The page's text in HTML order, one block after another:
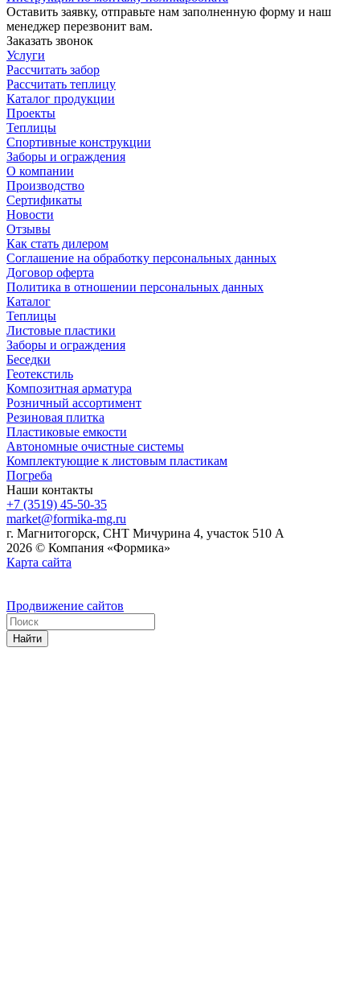
Оставить заявку, отправьте нам заполненную форму и наш
менеджер перезвонит вам.
Заказать звонок
Услуги
Рассчитать забор
Рассчитать теплицу
Каталог продукции
Проекты
Теплицы
Спортивные конструкции
Заборы и ограждения
О компании
Производство
Сертификаты
Новости
Отзывы
Как стать дилером
Соглашение на обработку персональных данных
Договор оферта
Политика в отношении персональных данных
Каталог
Теплицы
Листовые пластики
Заборы и ограждения
Беседки
Геотекстиль
Композитная арматура
Розничный ассортимент
Резиновая плитка
Пластиковые емкости
Автономные очистные системы
Комплектующие к листовым пластикам
Погреба
Наши контакты
+7 (3519) 45-50-35
market@formika-mg.ru
г. Магнитогорск, СНТ Мичурина 4, участок 510 А
2026 © Компания «Формика»
Карта сайта
Продвижение сайтов
Найти